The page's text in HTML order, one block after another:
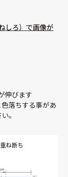
しろ）で画像が
伸びます
落ちする事があ
。
ね断ち